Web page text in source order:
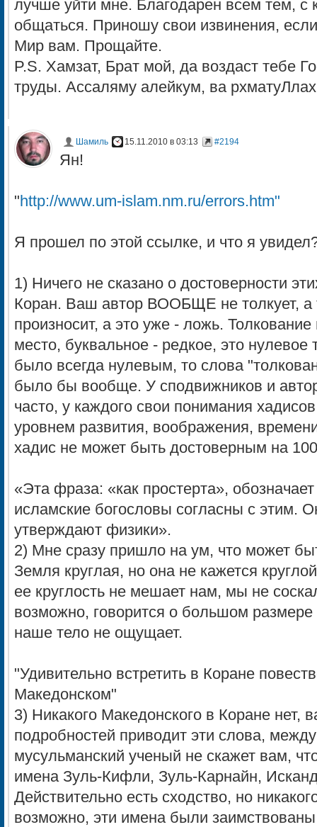
лучше уйти мне. Благодарен всем тем, с
общаться. Приношу свои извинения,
Мир вам. Прощайте.
P.S. Хамзат, Брат мой, да воздаст тебе
труды. Ассаляму алейкум, ва
Шамиль 15.11.2010 в 03:13 #2194
Ян!
"http://www.um-islam.nm.ru/errors.htm"
Я прошел по этой ссылке, и что я
1) Ничего не сказано о достоверности
Коран. Ваш автор ВООБЩЕ не толкует, а
произносит, а это уже - ложь.
место, буквальное - редкое, это
было всегда нулевым, то слова
было бы вообще. У сподвижников и
часто, у каждого свои понимания
уровнем развития, воображения,
хадис не может быть достоверным на
«Эта фраза: «как простерта»,
исламские богословы согласны с этим.
утверждают физики».
2) Мне сразу пришло на ум, что может
Земля круглая, но она не кажется
ее круглость не мешает нам, мы не
возможно, говорится о большом размере
наше тело не ощущает.
"Удивительно встретить в Коране
Македонском"
3) Никакого Македонского в Коране нет,
подробностей приводит эти слова,
мусульманский ученый не скажет вам,
имена Зуль-Кифли, Зуль-Карнайн,
Действительно есть сходство, но
возможно, эти имена были заимствованы